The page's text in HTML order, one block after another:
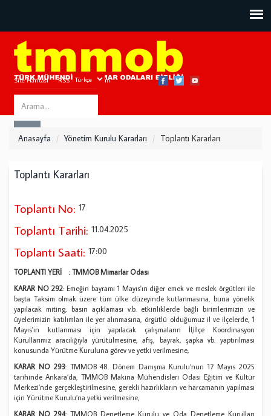
Site Haritası RSS Bize Ulaşın
Search
this
Anasayfa Yönetim Kurulu Kararları Toplantı Kararları
Toplantı Kararları
Toplantı No: 17
Toplantı Tarihi: 11.04.2025
Toplantı Saati: 17:00
TOPLANTI YERİ : TMMOB Mimarlar Odası
KARAR NO 292: Emeğin bayramı 1 Mayıs'ın diğer emek ve meslek örgütleri ile
başta Taksim olmak üzere tüm ülke düzeyinde kutlanmasına, buna yönelik
yapılacak miting, basın açıklaması v.b. etkinliklerde bağlı birimlerimizin ve
üyelerimizin katılımları ile yer alınmasına, örgütlü olduğumuz il ve ilçelerde, 1
Mayıs'ın kutlanması için yapılacak çalışmaların İl/İlçe Koordinasyon
Kurullarımız aracılığıyla yürütülmesine, afiş, bayrak, şapka vb. yaptırılması
konusunda Yürütme Kuruluna görev ve yetki verilmesine,
KARAR NO 293: TMMOB 48. Dönem Danışma Kurulu’nun 17 Mayıs 2025
tarihinde Ankara’da, TMMOB Makina Mühendisleri Odası Eğitim ve Kültür
Merkezi’nde gerçekleştirilmesine, gerekli hazırlıkların ve harcamanın yapılması
için Yürütme Kurulu’na yetki verilmesine,
KARAR NO 294: TMMOB Denetleme Kurulu ve Oda Denetleme Kurulları